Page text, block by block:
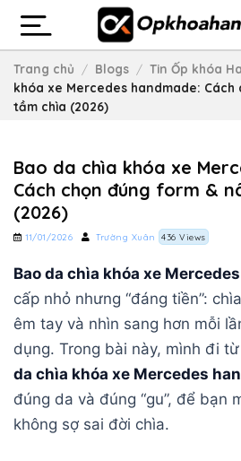
content
Trang chủ / Blogs / Tin Ốp khóa
khóa xe Mercedes handmade:
tầm chìa (2026)
Bao da chìa khóa xe
Cách chọn đúng form &
(2026)
11/01/2026 Trường Xuân 436 Views
Bao da chìa khóa xe
cấp nhỏ nhưng “đáng tiền”:
êm tay và nhìn sang hơn mỗi
dụng. Trong bài này, mình đi
da chìa khóa xe Mercedes
đúng da và đúng “gu”, để bạn
không sợ sai đời chìa.